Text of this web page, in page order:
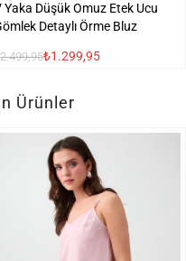
Yaka Düşük Omuz Etek Ucu
Detaylı Örme Bluz
₺1.299,95
Ürünler